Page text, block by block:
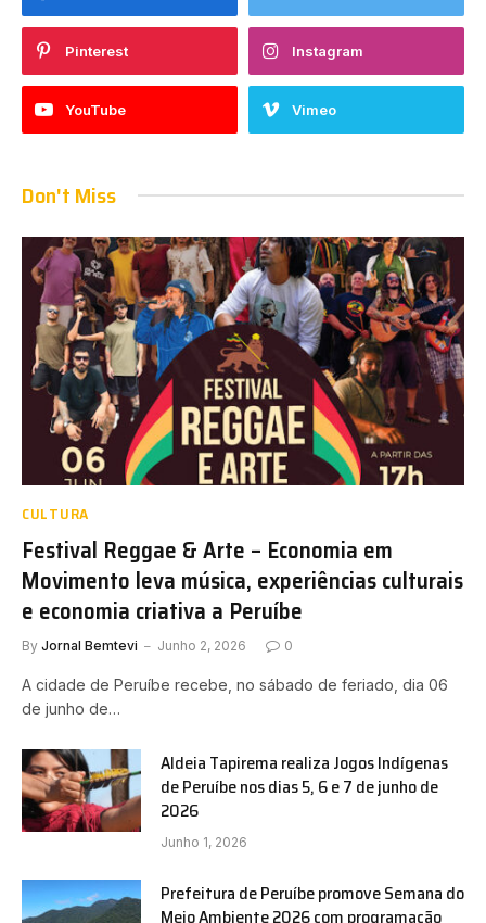
Pinterest Instagram
YouTube Vimeo
Don't Miss
CULTURA
Festival Reggae & Arte – Economia em
Movimento leva música, experiências culturais
e economia criativa a Peruíbe
By Jornal Bemtevi Junho 2, 2026 0
A cidade de Peruíbe recebe, no sábado de feriado, dia 06
de junho de…
Aldeia Tapirema realiza Jogos Indígenas
de Peruíbe nos dias 5, 6 e 7 de junho de
2026
Junho 1, 2026
Prefeitura de Peruíbe promove Semana do
Meio Ambiente 2026 com programação